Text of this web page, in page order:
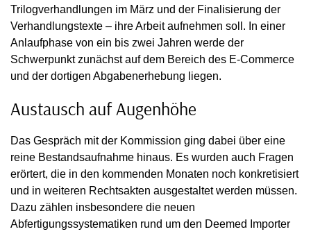
Trilogverhandlungen im März und der Finalisierung der
Verhandlungstexte – ihre Arbeit aufnehmen soll. In einer
Anlaufphase von ein bis zwei Jahren werde der
Schwerpunkt zunächst auf dem Bereich des E-Commerce
und der dortigen Abgabenerhebung liegen.
Austausch auf Augenhöhe
Das Gespräch mit der Kommission ging dabei über eine
reine Bestandsaufnahme hinaus. Es wurden auch Fragen
erörtert, die in den kommenden Monaten noch konkretisiert
und in weiteren Rechtsakten ausgestaltet werden müssen.
Dazu zählen insbesondere die neuen
Abfertigungssystematiken rund um den Deemed Importer